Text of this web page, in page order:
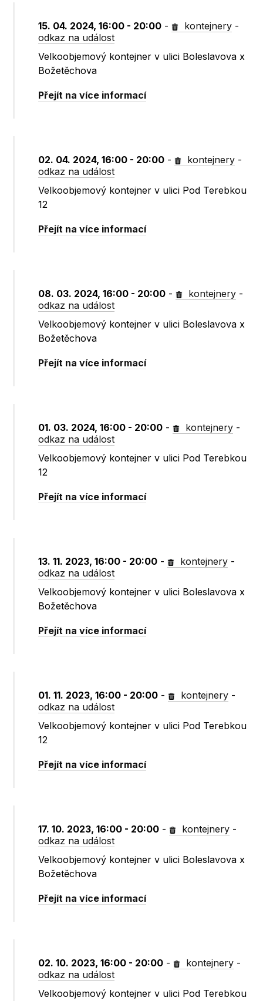
15. 04. 2024, 16:00 - 20:00 - kontejnery -
odkaz na událost
Velkoobjemový kontejner v ulici Boleslavova x
Božetěchova
Přejít na více informací
02. 04. 2024, 16:00 - 20:00 - kontejnery -
odkaz na událost
Velkoobjemový kontejner v ulici Pod Terebkou
12
Přejít na více informací
08. 03. 2024, 16:00 - 20:00 - kontejnery -
odkaz na událost
Velkoobjemový kontejner v ulici Boleslavova x
Božetěchova
Přejít na více informací
01. 03. 2024, 16:00 - 20:00 - kontejnery -
odkaz na událost
Velkoobjemový kontejner v ulici Pod Terebkou
12
Přejít na více informací
13. 11. 2023, 16:00 - 20:00 - kontejnery -
odkaz na událost
Velkoobjemový kontejner v ulici Boleslavova x
Božetěchova
Přejít na více informací
01. 11. 2023, 16:00 - 20:00 - kontejnery -
odkaz na událost
Velkoobjemový kontejner v ulici Pod Terebkou
12
Přejít na více informací
17. 10. 2023, 16:00 - 20:00 - kontejnery -
odkaz na událost
Velkoobjemový kontejner v ulici Boleslavova x
Božetěchova
Přejít na více informací
02. 10. 2023, 16:00 - 20:00 - kontejnery -
odkaz na událost
Velkoobjemový kontejner v ulici Pod Terebkou